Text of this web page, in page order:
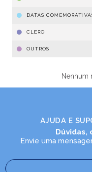
DATAS
CLERO
OUTROS
Nenhum
AJUDA E
Dúvidas,
Envie uma